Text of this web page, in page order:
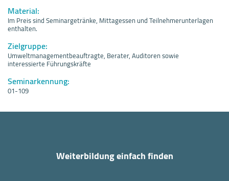
Material:
Im Preis sind Seminargetränke, Mittagessen und Teilnehmerunterlagen
enthalten.
Zielgruppe:
Umweltmanagementbeauftragte, Berater, Auditoren sowie
interessierte Führungskräfte
Seminarkennung:
01-109
Weiterbildung einfach finden